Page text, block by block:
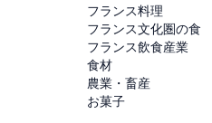
フランス料理
フランス文化圏の食
フランス飲食産業
食材
農業・畜産
お菓子